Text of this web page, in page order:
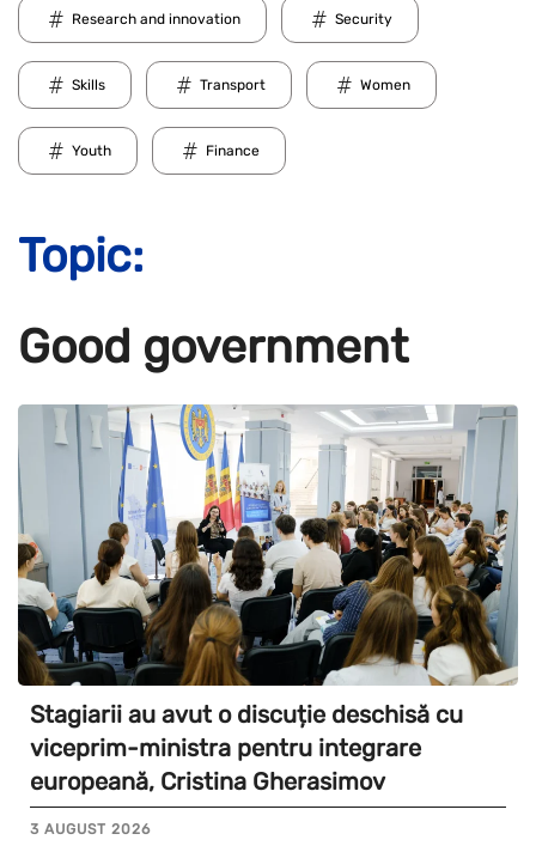
Research and innovation Security
Skills Transport Women
Youth Finance
Topic:
Good government
Stagiarii au avut o discuție deschisă cu
viceprim-ministra pentru integrare
europeană, Cristina Gherasimov
3 AUGUST 2026